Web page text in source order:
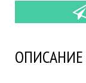
ОПИСАНИЕ